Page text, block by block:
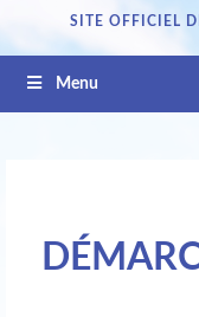
SITE OFFICIEL
Menu